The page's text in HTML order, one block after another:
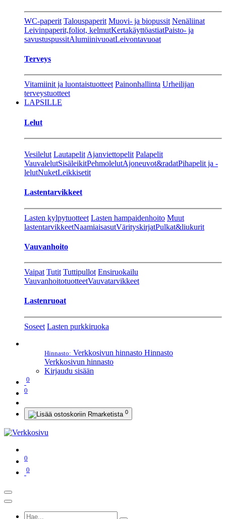
WC-paperit Talouspaperit Muovi- ja biopussit Nenäliinat
Leivinpaperit,foliot, kelmutKertakäyttöastiatPaisto- ja
savustuspussitAlumiinivuoatLeivontavuoat
Terveys
Vitamiinit ja luontaistuotteet Painonhallinta Urheilijan
terveystuotteet
LAPSILLE
Lelut
Vesilelut Lautapelit Ajanviettopelit Palapelit
VauvalelutSisäleikitPehmolelutAjoneuvot&radatPihapelit ja -
lelutNuketLeikkisetit
Lastentarvikkeet
Lasten kylpytuotteet Lasten hampaidenhoito Muut
lastentarvikkeetNaamiaisasutVärityskirjatPulkat&liukurit
Vauvanhoito
Vaipat Tutit Tuttipullot Ensiruokailu
VauvanhoitotuotteetVauvatarvikkeet
Lastenruoat
Soseet Lasten purkkiruoka
Hinnasto: Verkkosivun hinnasto Hinnasto
Verkkosivun hinnasto
Kirjaudu sisään
0
0
0
0
0